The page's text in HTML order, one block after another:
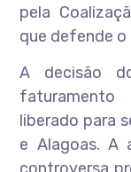
pela
que defende
A decisão
faturamento
liberado para
e Alagoas. A